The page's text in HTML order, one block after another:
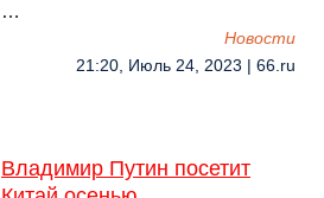
…
Новости
21:20, Июль 24, 2023 | 66.ru
Владимир Путин посетит